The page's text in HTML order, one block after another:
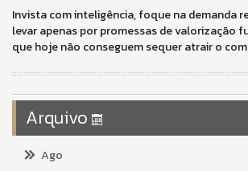
Invista com inteligência, foque na demanda
levar apenas por promessas de valorização
que hoje não conseguem sequer atrair o
Arquivo
Ago